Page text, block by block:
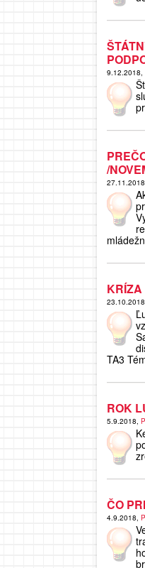
9.12.2018,
/
KRÍZA
TA3
ROK
5.9.2018,
ČO
4.9.2018,